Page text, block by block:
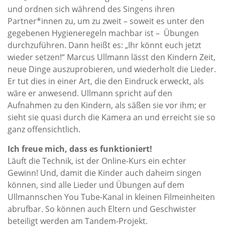
und ordnen sich während des Singens ihren
Partner*innen zu, um zu zweit – soweit es unter den
gegebenen Hygieneregeln machbar ist – Übungen
durchzuführen. Dann heißt es: „Ihr könnt euch jetzt
wieder setzen!“ Marcus Ullmann lässt den Kindern Zeit,
neue Dinge auszuprobieren, und wiederholt die Lieder.
Er tut dies in einer Art, die den Eindruck erweckt, als
wäre er anwesend. Ullmann spricht auf den
Aufnahmen zu den Kindern, als säßen sie vor ihm; er
sieht sie quasi durch die Kamera an und erreicht sie so
ganz offensichtlich.
Ich freue mich, dass es funktioniert!
Läuft die Technik, ist der Online-Kurs ein echter
Gewinn! Und, damit die Kinder auch daheim singen
können, sind alle Lieder und Übungen auf dem
Ullmannschen You Tube-Kanal in kleinen Filmeinheiten
abrufbar. So können auch Eltern und Geschwister
beteiligt werden am Tandem-Projekt.